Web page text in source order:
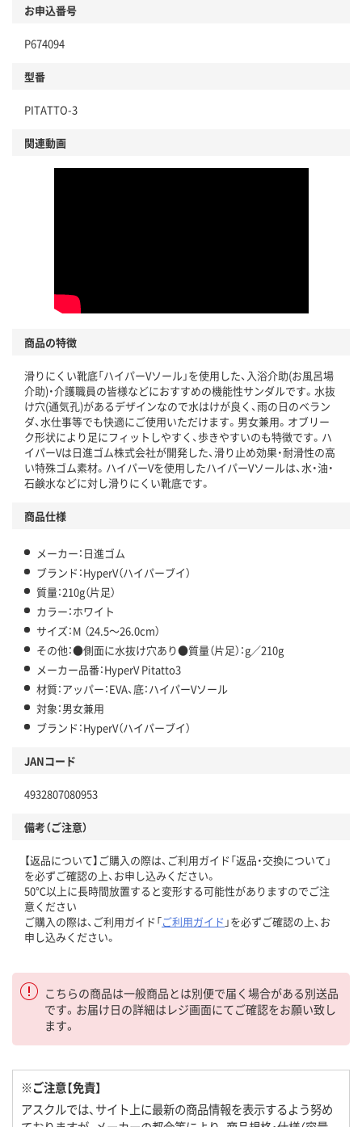
お申込番号
P674094
型番
PITATTO-3
関連動画
商品の特徴
滑りにくい靴底「ハイパーVソール」を使用した、入浴介助(お風呂場
介助)・介護職員の皆様などにおすすめの機能性サンダルです。水抜
け穴(通気孔)があるデザインなので水はけが良く、雨の日のベラン
ダ、水仕事等でも快適にご使用いただけます。男女兼用。オブリー
ク形状により足にフィットしやすく、歩きやすいのも特徴です。ハ
イパーVは日進ゴム株式会社が開発した、滑り止め効果・耐滑性の高
い特殊ゴム素材。ハイパーVを使用したハイパーVソールは、水・油・
石鹸水などに対し滑りにくい靴底です。
商品仕様
メーカー：日進ゴム
ブランド：HyperV（ハイパーブイ）
質量：210g（片足）
カラー：ホワイト
サイズ：M （24.5～26.0cm）
その他：●側面に水抜け穴あり●質量（片足）：g／210g
メーカー品番：HyperV Pitatto3
材質：アッパー：EVA、底：ハイパーVソール
対象：男女兼用
ブランド：HyperV（ハイパーブイ）
JANコード
4932807080953
備考（ご注意）
【返品について】ご購入の際は、ご利用ガイド「返品・交換について」
を必ずご確認の上、お申し込みください。
50℃以上に長時間放置すると変形する可能性がありますのでご注
意ください
ご購入の際は、ご利用ガイド「ご利用ガイド 」を必ずご確認の上、お
申し込みください。
こちらの商品は一般商品とは別便で届く場合がある別送品
です。お届け日の詳細はレジ画面にてご確認をお願い致し
ます。
※ご注意【免責】
アスクルでは、サイト上に最新の商品情報を表示するよう努め